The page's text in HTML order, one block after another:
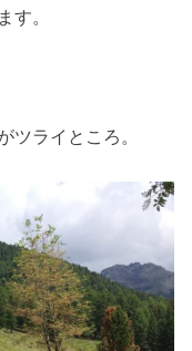
す。
ツライところ。